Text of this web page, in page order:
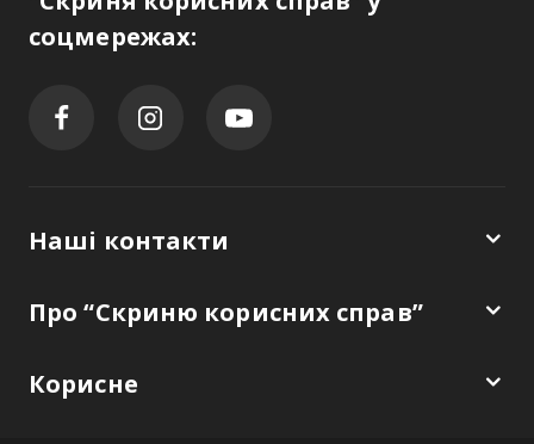
соцмережах:
Наші контакти
Про “Скриню корисних справ”
Корисне